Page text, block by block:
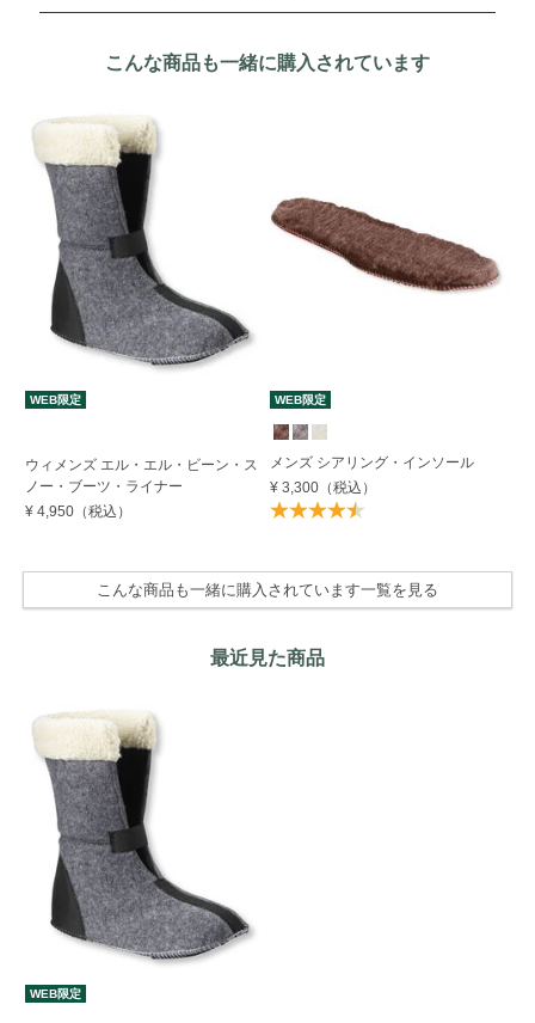
こんな商品も一緒に購入されています
WEB限定
ウィメンズ エル・エル・ビーン・ス
ノー・ブーツ・ライナー
¥ 4,950（税込）
WEB限定
メンズ シアリング・インソール
¥ 3,300 （税込）
こんな商品も一緒に購入されています一覧を見る
最近見た商品
WEB限定